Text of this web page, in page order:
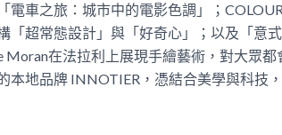
電車之旅：城市中的電影色調」；
「超常態設計」與「好奇心」；以及「意
Moran在法拉利上展現手繪藝術，對大眾都
本地品牌INNOTIER，憑結合美學與科技